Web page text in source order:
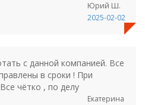
Юрий Ш.
2025-02-02
с данной компанией. Все
в сроки ! При
чётко , по делу
Екатерина